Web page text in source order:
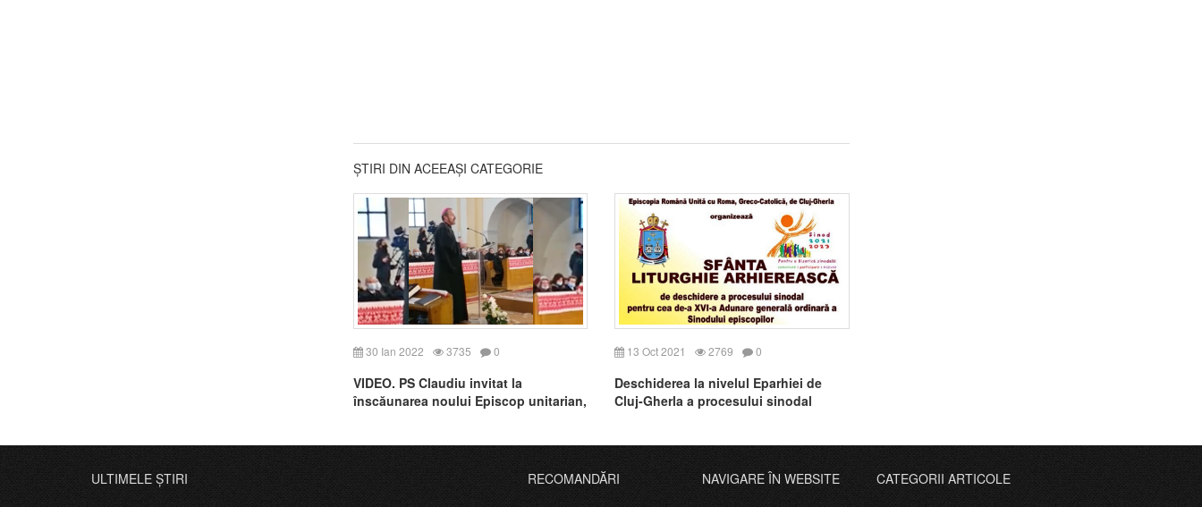
ȘTIRI DIN ACEEAȘI CATEGORIE
30 Ian 2022 3735 0
VIDEO. PS Claudiu invitat la
înscăunarea noului Episcop unitarian,
13 Oct 2021 2769 0
Deschiderea la nivelul Eparhiei de
Cluj-Gherla a procesului sinodal
ULTIMELE ȘTIRI RECOMANDĂRI NAVIGARE ÎN WEBSITE CATEGORII ARTICOLE